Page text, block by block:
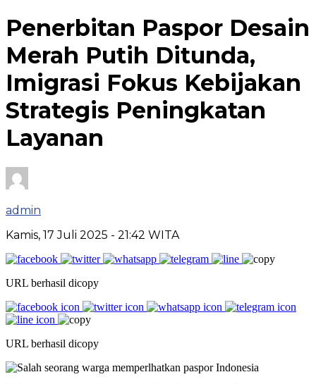
Penerbitan Paspor Desain
Merah Putih Ditunda,
Imigrasi Fokus Kebijakan
Strategis Peningkatan
Layanan
admin
Kamis, 17 Juli 2025 - 21:42 WITA
URL berhasil dicopy
URL berhasil dicopy